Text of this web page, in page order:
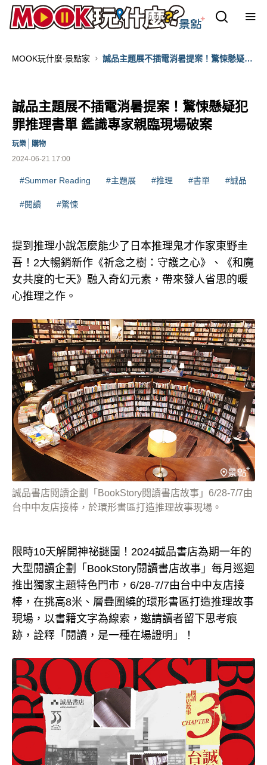
MOOK玩什麼‧景點家
誠品主題展不插電消暑提案！驚悚懸疑犯
誠品主題展不插電消暑提案！驚悚懸疑犯
罪推理書單 鑑識專家親臨現場破案
2024-06-21 17:00
玩樂 購物
#Summer Reading #主題展 #推理 #書單 #誠品
#閱讀 #驚悚
提到推理小說怎麼能少了日本推理鬼才作家東野圭
吾！2大暢銷新作《祈念之樹：守護之心》、《和魔
女共度的七天》融入奇幻元素，帶來發人省思的暖
心推理之作。
誠品書店閱讀企劃「BookStory閱讀書店故事」6/28-7/7由
台中中友店接棒，於環形書區打造推理故事現場。
限時10天解開神祕謎團！2024誠品書店為期一年的
大型閱讀企劃「BookStory閱讀書店故事」每月巡迴
推出獨家主題特色門市，6/28-7/7由台中中友店接
棒，在挑高8米、層疊圍繞的環形書區打造推理故事
現場，以書籍文字為線索，邀請讀者留下思考痕
跡，詮釋「閱讀，是一種在場證明」！